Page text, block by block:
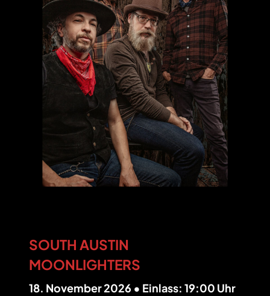
SOUTH AUSTIN
MOONLIGHTERS
18. November 2026 • Einlass: 19:00 Uhr